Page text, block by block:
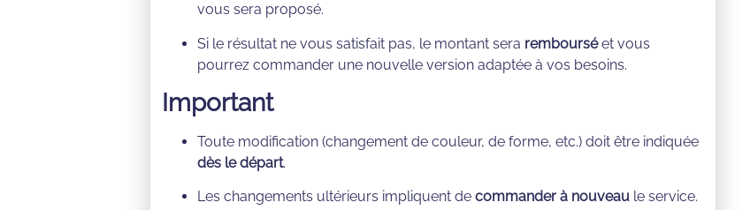
vous sera proposé.
Si le résultat ne vous satisfait pas, le montant sera rembourséet vous
pourrez commander une nouvelle version adaptée à vos besoins.
Important
Toute modification (changement de couleur, de forme, etc.) doit être indiquée
dès le départ.
Les changements ultérieurs impliquent de commander à nouveaule service.